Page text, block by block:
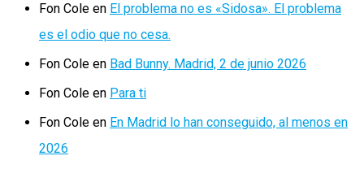
Fon Cole en El problema no es «Sidosa». El problema
es el odio que no cesa.
Fon Cole en Bad Bunny. Madrid, 2 de junio 2026
Fon Cole en Para ti
Fon Cole en En Madrid lo han conseguido, al menos en
2026